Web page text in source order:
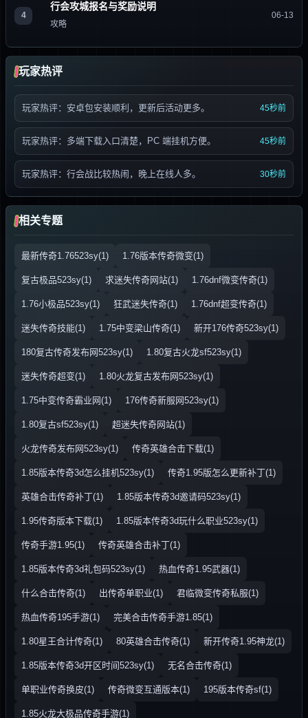
4
行会攻城报名与奖励说明
攻略
06-13
玩家热评
玩家热评：安卓包安装顺利，更新后活动更多。 45秒前
玩家热评：多端下载入口清楚，PC 端挂机方便。 45秒前
玩家热评：行会战比较热闹，晚上在线人多。 30秒前
相关专题
最新传奇1.76523sy(1) 1.76版本传奇微变(1)
复古极品523sy(1) 求迷失传奇网站(1) 1.76dnf微变传奇(1)
1.76小极品523sy(1) 狂武迷失传奇(1) 1.76dnf超变传奇(1)
迷失传奇技能(1) 1.75中变梁山传奇(1) 新开176传奇523sy(1)
180复古传奇发布网523sy(1) 1.80复古火龙sf523sy(1)
迷失传奇超变(1) 1.80火龙复古发布网523sy(1)
1.75中变传奇霸业网(1) 176传奇新服网523sy(1)
1.80复古sf523sy(1) 超迷失传奇网站(1)
火龙传奇发布网523sy(1) 传奇英雄合击下载(1)
1.85版本传奇3d怎么挂机523sy(1) 传奇1.95版怎么更新补丁(1)
英雄合击传奇补丁(1) 1.85版本传奇3d邀请码523sy(1)
1.95传奇版本下载(1) 1.85版本传奇3d玩什么职业523sy(1)
传奇手游1.95(1) 传奇英雄合击补丁(1)
1.85版本传奇3d礼包码523sy(1) 热血传奇1.95武器(1)
什么合击传奇(1) 出传奇单职业(1) 君临微变传奇私服(1)
热血传奇195手游(1) 完美合击传奇手游1.85(1)
1.80星王合计传奇(1) 80英雄合击传奇(1) 新开传奇1.95神龙(1)
1.85版本传奇3d开区时间523sy(1) 无名合击传奇(1)
单职业传奇换皮(1) 传奇微变互通版本(1) 195版本传奇sf(1)
1.85火龙大极品传奇手游(1)